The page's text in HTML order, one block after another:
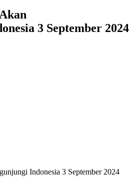
3 September 2024
Indonesia 3 September 2024